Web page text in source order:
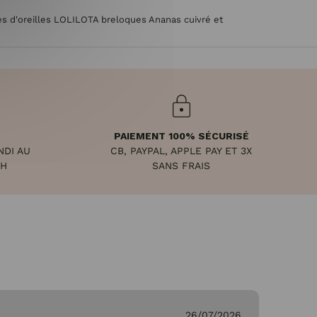
d'oreilles LOLILOTA breloques Ananas cuivré et
AU
PAIEMENT 100% SÉCURISÉ
CB, PAYPAL, APPLE PAY ET 3X
SANS FRAIS